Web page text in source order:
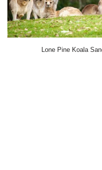
Lone Pine Koala